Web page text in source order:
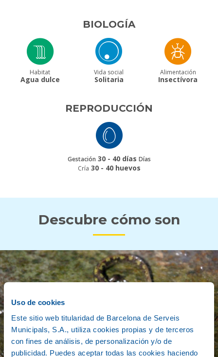
Uso de cookies
Este sitio web titularidad de Barcelona de Serveis
Municipals, S.A., utiliza cookies propias y de terceros
con fines de análisis, de personalización y/o de
publicidad. Puedes aceptar todas las cookies haciendo
BIOLOGÍA
Habitat
Agua dulce
Vida social
Solitaria
Alimentación
Insectívora
REPRODUCCIÓN
Gestación 30 - 40 días Días
Cría 30 - 40 huevos
Descubre cómo son